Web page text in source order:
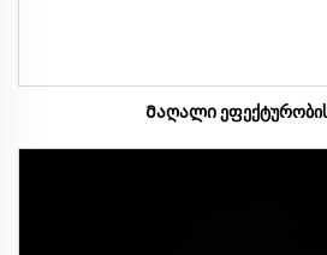
Მაღალი ეფექტურობის